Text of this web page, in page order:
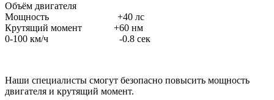
Объём двигателя
Мощность +40 лс
Крутящий момент +60 нм
0-100 км/ч -0.8 сек
Наши специалисты смогут безопасно повысить мощность
двигателя и крутящий момент.